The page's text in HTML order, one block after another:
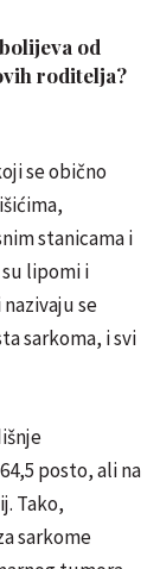
od
roditelja?
se obično
stanicama i
lipomi i
se
sarkoma, i svi
posto, ali na
Tako,
sarkome